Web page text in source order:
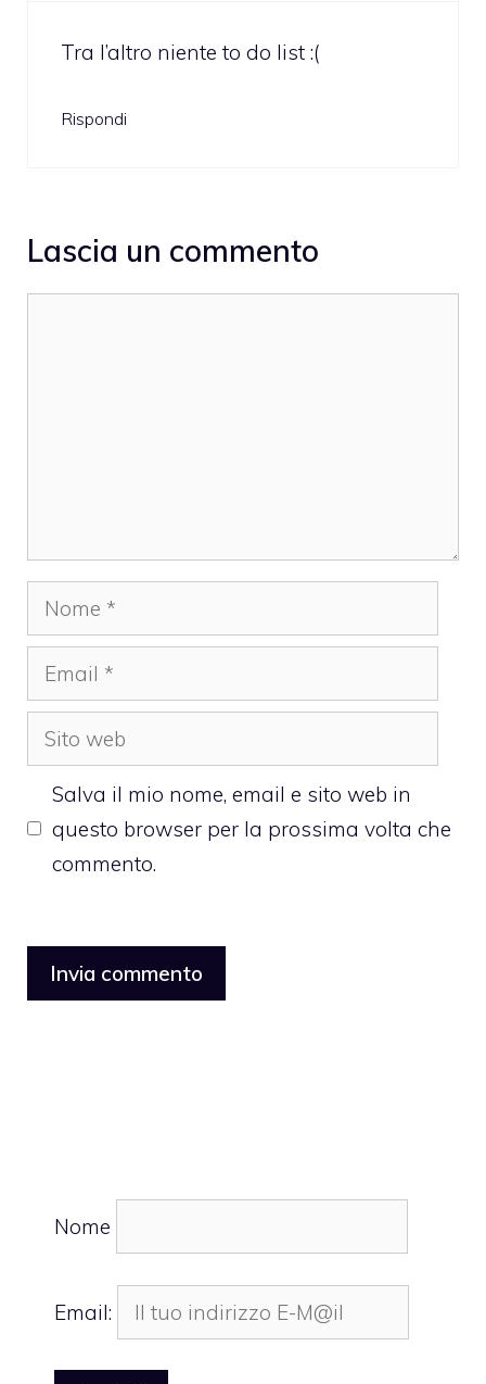
Tra l’altro niente to do list :(
Rispondi
Lascia un commento
Nome
Email
Sito
web
Salva il mio nome, email e sito web in
questo browser per la prossima volta che
commento.
Nome
Email: